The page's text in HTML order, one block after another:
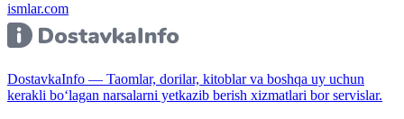
ismlar.com
DostavkaInfo — Taomlar, dorilar, kitoblar va boshqa uy uchun
kerakli bo‘lagan narsalarni yetkazib berish xizmatlari bor servislar.